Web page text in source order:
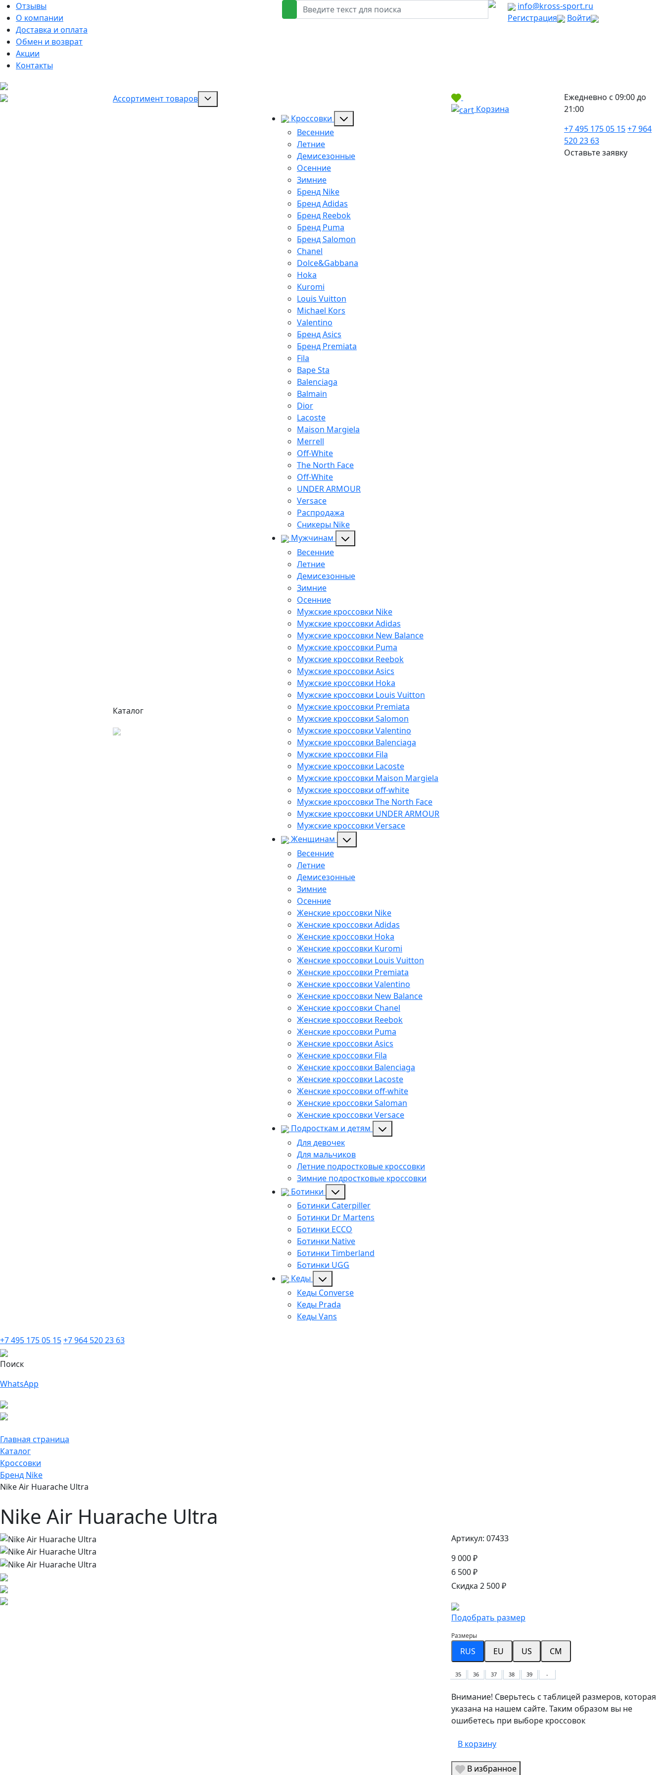
Отзывы
О компании
Доставка и оплата
Обмен и возврат
Акции
Контакты
info@kross-sport.ru
Регистрация
Войти
Ассортимент товаров
Каталог
Кроссовки
Весенние
Летние
Демисезонные
Осенние
Зимние
Бренд Nike
Бренд Adidas
Бренд Reebok
Бренд Puma
Бренд Salomon
Chanel
Dolce&Gabbana
Hoka
Kuromi
Louis Vuitton
Michael Kors
Valentino
Бренд Asics
Бренд Premiata
Fila
Bape Sta
Balenciaga
Balmain
Dior
Lacoste
Maison Margiela
Merrell
Off-White
The North Face
Off-White
UNDER ARMOUR
Versace
Распродажа
Сникеры Nike
Мужчинам
Весенние
Летние
Демисезонные
Зимние
Осенние
Мужские кроссовки Nike
Мужские кроссовки Adidas
Мужские кроссовки New Balance
Мужские кроссовки Puma
Мужские кроссовки Reebok
Мужские кроссовки Asics
Мужские кроссовки Hoka
Мужские кроссовки Louis Vuitton
Мужские кроссовки Premiata
Мужские кроссовки Salomon
Мужские кроссовки Valentino
Мужские кроссовки Balenciaga
Мужские кроссовки Fila
Мужские кроссовки Lacoste
Мужские кроссовки Maison Margiela
Мужские кроссовки off-white
Мужские кроссовки The North Face
Мужские кроссовки UNDER ARMOUR
Мужские кроссовки Versace
Женщинам
Весенние
Летние
Демисезонные
Зимние
Осенние
Женские кроссовки Nike
Женские кроссовки Adidas
Женские кроссовки Hoka
Женские кроссовки Kuromi
Женские кроссовки Louis Vuitton
Женские кроссовки Premiata
Женские кроссовки Valentino
Женские кроссовки New Balance
Женские кроссовки Chanel
Женские кроссовки Reebok
Женские кроссовки Puma
Женские кроссовки Asics
Женские кроссовки Fila
Женские кроссовки Balenciaga
Женские кроссовки Lacoste
Женские кроссовки off-white
Женские кроссовки Saloman
Женские кроссовки Versace
Подросткам и детям
Для девочек
Для мальчиков
Летние подростковые кроссовки
Зимние подростковые кроссовки
Ботинки
Ботинки Caterpiller
Ботинки Dr Martens
Ботинки ECCO
Ботинки Native
Ботинки Timberland
Ботинки UGG
Кеды
Кеды Converse
Кеды Prada
Кеды Vans
Корзина
Ежедневно с 09:00 до
21:00
+7 495 175 05 15+7 964
520 23 63
Оставьте заявку
+7 495 175 05 15+7 964 520 23 63
Поиск
WhatsApp
Главная страница
Каталог
Кроссовки
Бренд Nike
Nike Air Huarache Ultra
Nike Air Huarache Ultra
Артикул: 07433
9 000 ₽
6 500 ₽
Скидка 2 500 ₽
Подобрать размер
Размеры
RUS EU US CM
35 36 37 38 39 -
Внимание! Сверьтесь с таблицей размеров, которая
указана на нашем сайте. Таким образом вы не
ошибетесь при выборе кроссовок
В корзину
В избранное